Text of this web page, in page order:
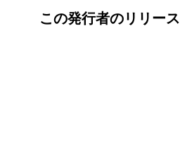
この発行者のリリース